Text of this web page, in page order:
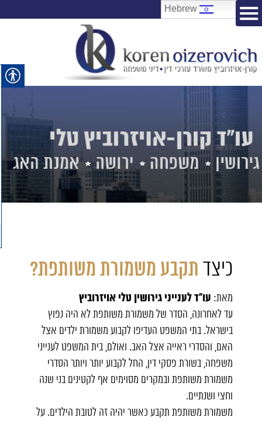
כיצד תקבע משמורת משותפת?
מאת: עו"ד לענייני גירושין טלי אויזרוביץ
עד לאחרונה, הסדר של משמורת משותפת לא היה נפוץ
בישראל. בתי המשפט העדיפו לקבוע משמורת ילדים אצל
האם, והסדרי ראייה אצל האב. ואולם, בית המשפט לענייני
משפחה, בשורת פסקי דין, החל לקבוע יותר ויותר הסדרי
משמורת משותפת ובמקרים מסוימים אף לקטינים בני שנה
וחצי ושנתיים.
משמורת משותפת תקבע כאשר יהיה זה לטובת הילדים. על